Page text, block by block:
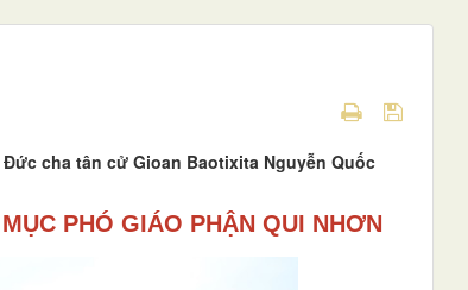
cha tân cử Gioan Baotixita Nguyễn Quốc
PHÓ GIÁO PHẬN QUI NHƠN